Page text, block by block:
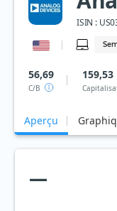
ISIN :
56,69
C/B
Aperçu
—